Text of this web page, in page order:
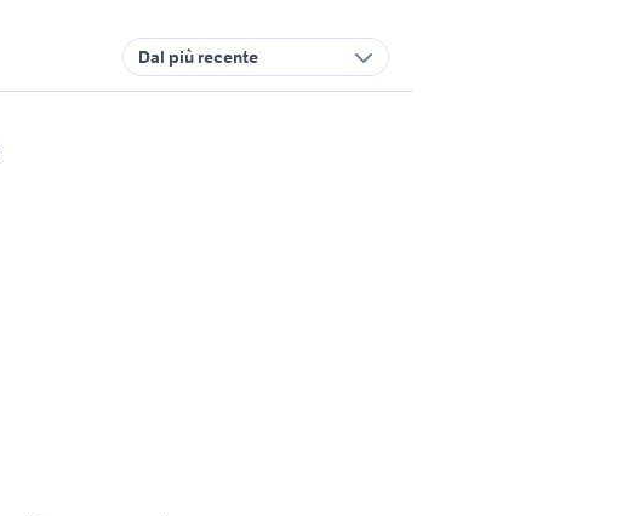
Dal più recente